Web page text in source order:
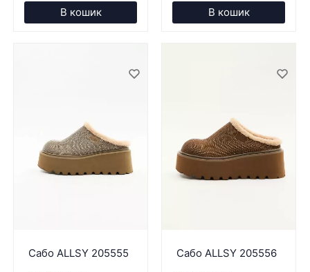
В кошик В кошик
Сабо ALLSY 205555 Сабо ALLSY 205556